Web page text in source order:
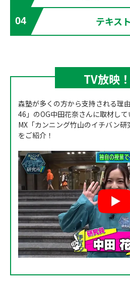
04 テキス
TV放映！
森塾が多くの方から支持される理
46」のOG中田花奈さんに取材し
MX「カンニング竹山のイチバン
をご紹介！